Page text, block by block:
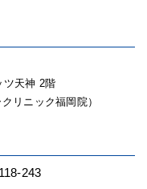
ツ天神 2階
リニック福岡院）
243